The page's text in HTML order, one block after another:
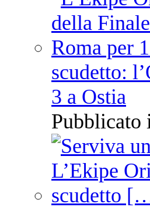
scudetto:
3 a Ostia
Pubblicato